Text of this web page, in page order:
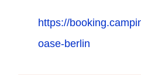
https://
oase-berlin